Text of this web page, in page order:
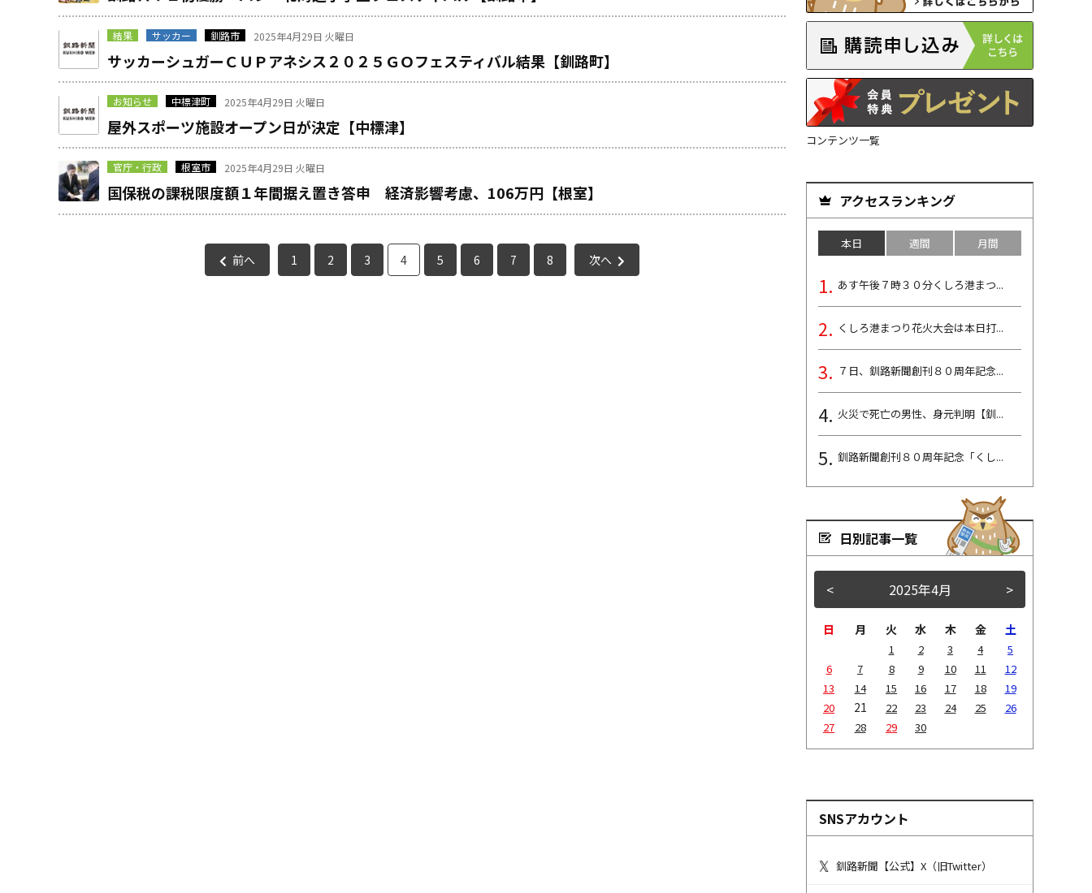
結果 サッカー 釧路市 2025年4月29日 火曜日
サッカーシュガーＣＵＰアネシス２０２５ＧＯフェスティバル結果【釧路町】
お知らせ 中標津町 2025年4月29日 火曜日
屋外スポーツ施設オープン日が決定【中標津】
官庁・行政 根室市 2025年4月29日 火曜日
国保税の課税限度額１年間据え置き答申 経済影響考慮、106万円【根室】
前へ 1 2 3 4 5 6 7 8 次へ
コンテンツ一覧
アクセスランキング
本日 週間 月間
あす午後７時３０分くしろ港まつ...
くしろ港まつり花火大会は本日打...
７日、釧路新聞創刊８０周年記念...
火災で死亡の男性、身元判明【釧...
釧路新聞創刊８０周年記念「くし...
日別記事一覧
< >
2025年4月
日 月 火 水 木 金 土
1 2 3 4
5
6
7 8 9 10 11
12
13
14 15 16 17 18
19
20
21 22 23 24 25
26
27
28 29 30
SNSアカウント
釧路新聞【公式】X（旧Twitter）